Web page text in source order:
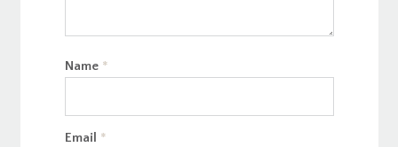
Name *
Email *